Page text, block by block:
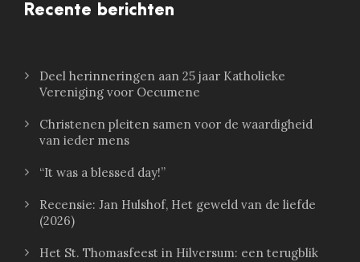
Recente berichten
Deel herinneringen aan 25 jaar Katholieke
Vereniging voor Oecumene
Christenen pleiten samen voor de waardigheid
van ieder mens
“It was a blessed day!”
Recensie: Jan Hulshof, Het geweld van de liefde
(2026)
Het St. Thomasfeest in Hilversum: een terugblik